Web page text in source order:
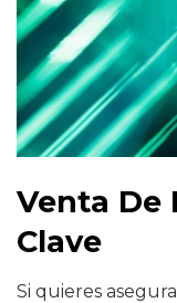
Venta De
Clave
Si quieres